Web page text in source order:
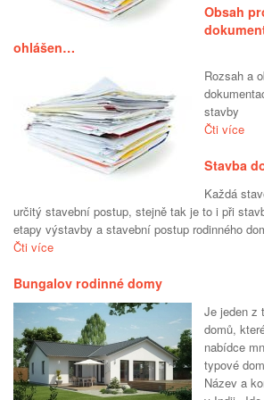
Obsah
ohlášen…
Rozsah a
stavby
Čti více
Stavba
Každá
určitý stavební postup, stejně tak je to i při
etapy výstavby a stavební postup rodinného
Čti více
Bungalov rodinné domy
Je jeden z
domů,
nabídce
typové
Název a